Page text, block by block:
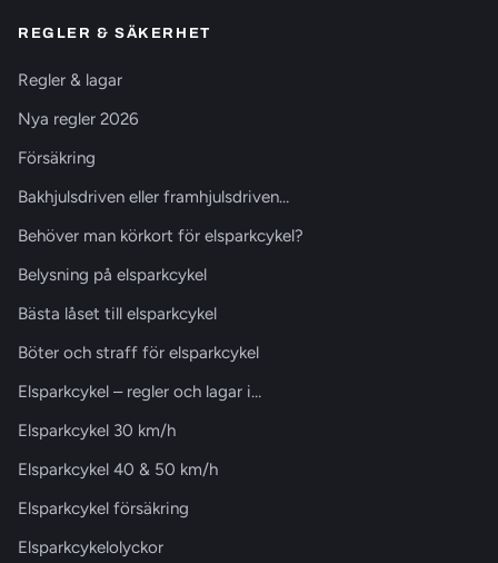
REGLER & SÄKERHET
Regler & lagar
Nya regler 2026
Försäkring
Bakhjulsdriven eller framhjulsdriven…
Behöver man körkort för elsparkcykel?
Belysning på elsparkcykel
Bästa låset till elsparkcykel
Böter och straff för elsparkcykel
Elsparkcykel – regler och lagar i…
Elsparkcykel 30 km/h
Elsparkcykel 40 & 50 km/h
Elsparkcykel försäkring
Elsparkcykelolyckor